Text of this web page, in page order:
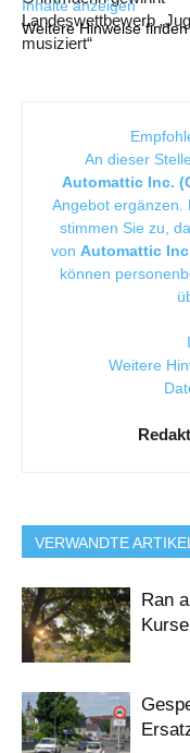
Inhalte anzeigen
Weitere Hinweise
Landeswettbewerb
musiziert“
An dieser
Automattic Inc.
Angebot ergänzen.
stimmen Sie zu,
von Automattic
können
Weitere
VERWANDTE
Ran